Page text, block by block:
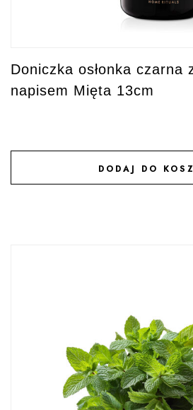
Doniczka osłonka czarna
napisem Mięta 13cm
DODAJ DO
DODAJ DO